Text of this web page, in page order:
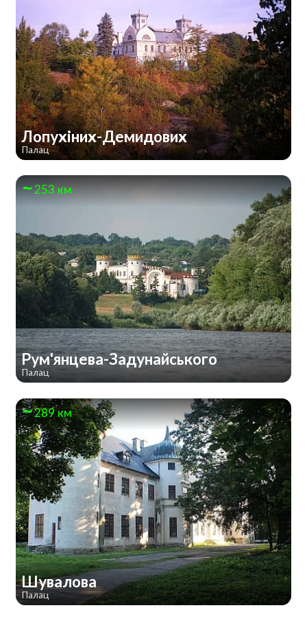
Лопухіних-Демидових
Палац
253 км
Рум'янцева-Задунайського
Палац
289 км
Шувалова
Палац